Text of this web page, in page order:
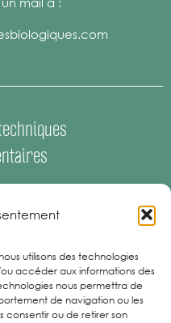
utilisons des technologies
accéder aux informations des
nous permettra de
de navigation ou les
consentir ou de retirer son